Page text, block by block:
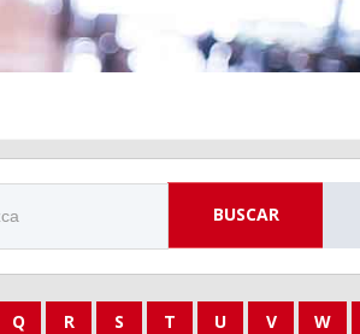
BUSCAR
Q R S T U V W